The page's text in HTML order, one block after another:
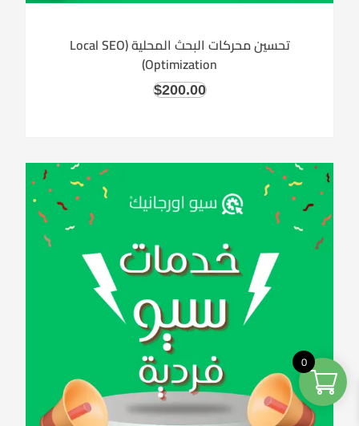
تحسين محركات البحث المحلية (Local SEO
Optimization)
$200.00
0